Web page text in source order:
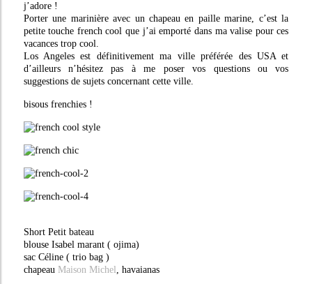
j’adore !
Porter une marinière avec un chapeau en paille marine, c’est la
petite touche french cool que j’ai emporté dans ma valise pour ces
vacances trop cool.
Los Angeles est définitivement ma ville préférée des USA et
d’ailleurs n’hésitez pas à me poser vos questions ou vos
suggestions de sujets concernant cette ville.
bisous frenchies !
Short Petit bateau
blouse Isabel marant ( ojima)
sac Céline ( trio bag )
chapeau Maison Michel , havaianas